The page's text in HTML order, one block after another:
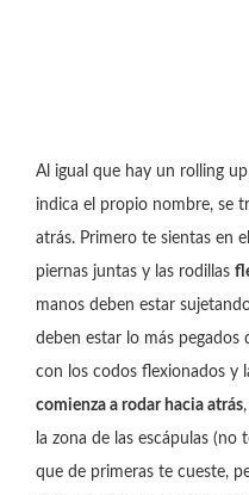
Al igual que hay un rolling
indica el propio nombre, se
atrás. Primero te sientas en
piernas juntas y las rodillas
manos deben estar
deben estar lo más pegados
con los codos flexionados y
comienza a rodar hacia atrás
la zona de las escápulas
que de primeras te cueste,